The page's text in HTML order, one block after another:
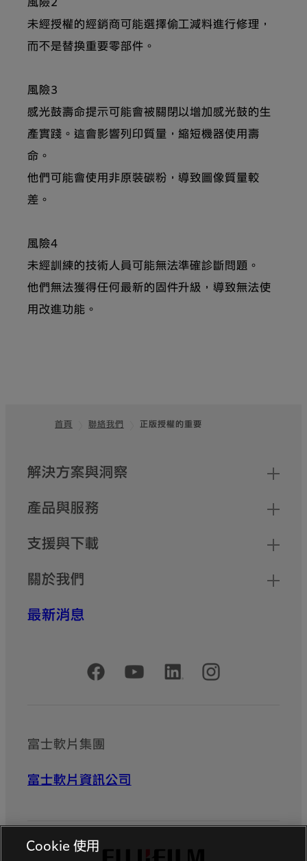
風險2
未經授權的經銷商可能選擇偷工減料進行修理，
而不是替換重要零部件。
風險3
感光鼓壽命提示可能會被關閉以增加感光鼓的生
產實踐。這會影響列印質量，縮短機器使用壽
命。
他們可能會使用非原裝碳粉，導致圖像質量較
差。
風險4
未經訓練的技術人員可能無法準確診斷問題。
他們無法獲得任何最新的固件升級，導致無法使
用改進功能。
首頁 聯絡我們 正版授權的重要
網站地圖
解決方案與洞察
產品與服務
支援與下載
關於我們
最新消息
官方社群媒體帳號
富士軟片集團
富士軟片資訊公司
Cookie 使用